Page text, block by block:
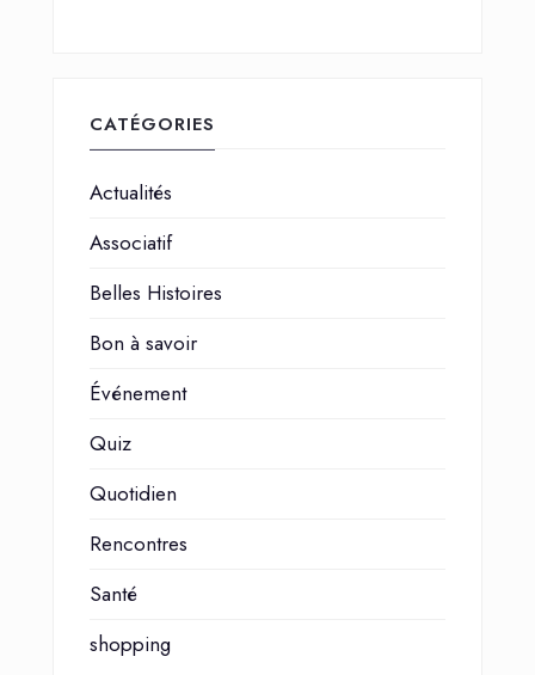
CATÉGORIES
Actualités
Associatif
Belles Histoires
Bon à savoir
Événement
Quiz
Quotidien
Rencontres
Santé
shopping